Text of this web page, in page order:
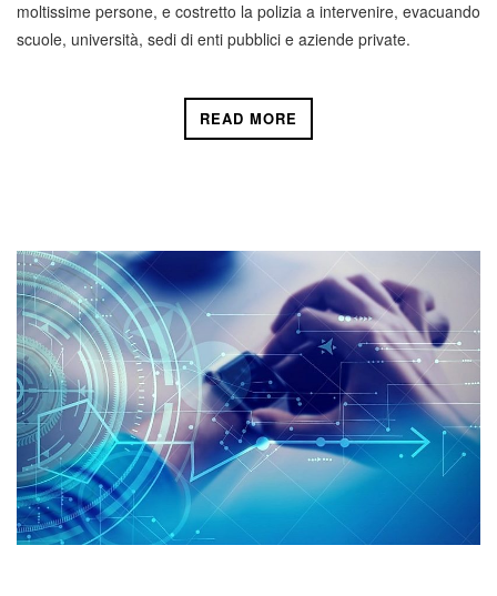
moltissime persone, e costretto la polizia a intervenire, evacuando
scuole, università, sedi di enti pubblici e aziende private.
READ MORE